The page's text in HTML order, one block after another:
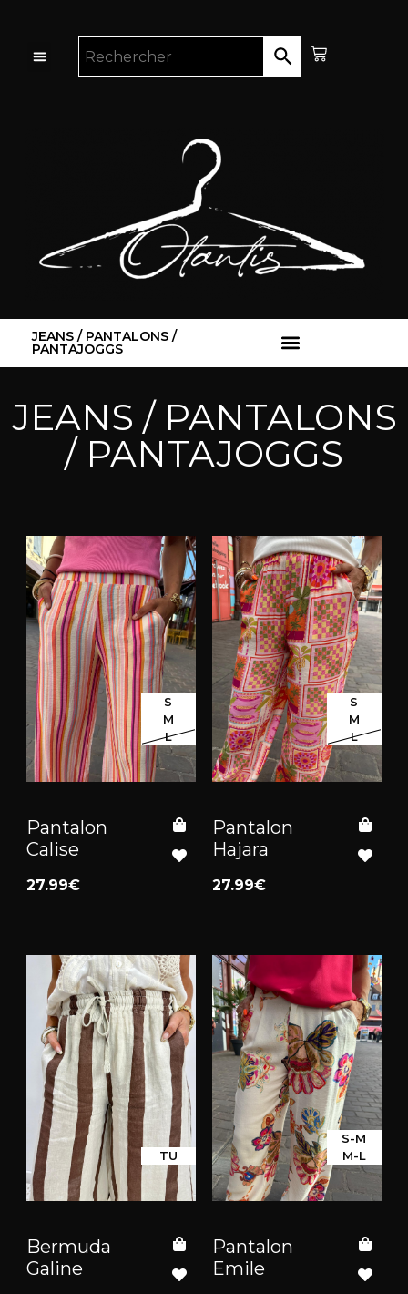
JEANS / PANTALONS /
PANTAJOGGS
JEANS / PANTALONS
/ PANTAJOGGS
S
M
L
Pantalon
Calise
27.99€
S
M
L
Pantalon
Hajara
27.99€
TU
Bermuda
Galine
S-M
M-L
Pantalon
Emile